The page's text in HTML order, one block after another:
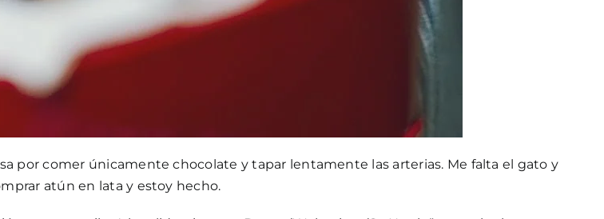
por comer únicamente chocolate y tapar lentamente las arterias. Me falta el gato y
atún en lata y estoy hecho.